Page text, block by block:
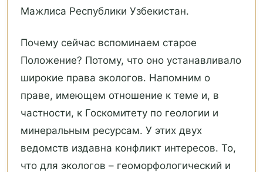
Мажлиса Республики Узбекистан.
Почему сейчас вспоминаем старое
Положение? Потому, что оно устанавливало
широкие права экологов. Напомним о
праве, имеющем отношение к теме и, в
частности, к Госкомитету по геологии и
минеральным ресурсам. У этих двух
ведомств издавна конфликт интересов. То,
что для экологов – геоморфологический и